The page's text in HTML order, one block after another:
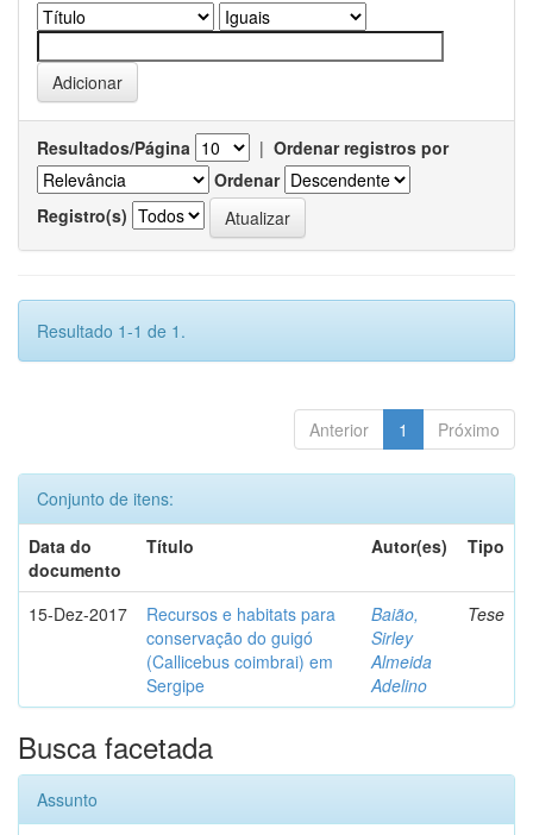
Resultados/Página | Ordenar registros por
Ordenar
Registro(s)
Resultado 1-1 de 1.
Anterior 1 Próximo
Conjunto de itens:
Data do
documento
Título Autor(es) Tipo
15-Dez-2017
Recursos e habitats para
conservação do guigó
(Callicebus coimbrai) em
Sergipe
Baião,
Sirley
Almeida
Adelino
Tese
Busca facetada
Assunto